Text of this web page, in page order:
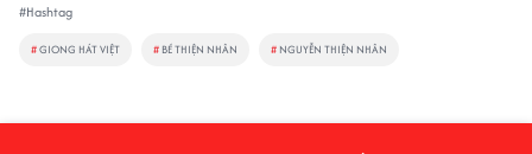
#Hashtag
#GIONG HÁT VIỆT # BÉ THIỆN NHÂN # NGUYỄN THIỆN NHÂN